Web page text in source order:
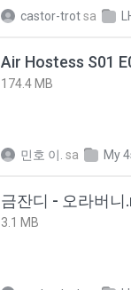
castor-trotsa
Air Hostess S01
174.4 MB
민호 이. sa My
금잔디 - 오라버니
3.1 MB